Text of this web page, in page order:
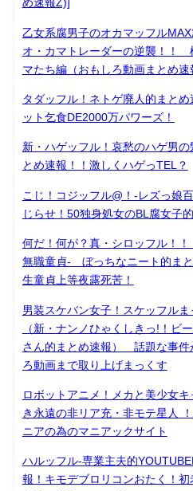
め速報Z)]
乙女系腐男子のオカマッフル
オ・カマトレーダーの逆襲！！
マたち編（おもしろ動画まとめ速
タダッフル！ネトゲ廃人的まとめ
ット乞食DE2000万パワーズ！
新・ハゲッフル！哀愁のハゲ男の
とめ速報！！激しくハゲっTEL？
こじ！コジッフル@！-レズっ娘
じらせ！50独身処女のBL腐女子
何だ！何が？真・シロッフル
無職童貞- ぼっちなニート的ま
生童貞上等夜露死苦！
男装スケバン女子！スケッフルま
（新・ナンノひゃくしきっ!！ビ
さん的まとめ速報） 話題な事件
ろ動画まで取り上げまっくす
ロボットアニメ！メカと美少女キ
き永遠の非リア充・非モテ星人
ニアの為のマニアックサイト
ハルッフル-専業主夫的
報！キモデブロリコンおたく！初